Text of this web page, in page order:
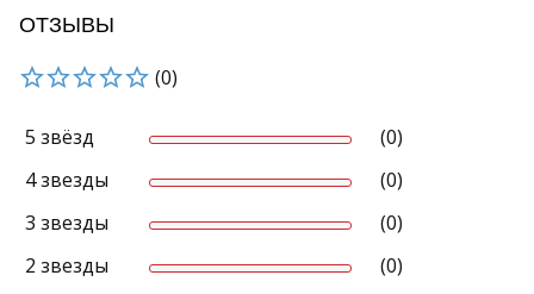
ОТЗЫВЫ
(0)
5 звёзд
(0)
4 звезды
(0)
3 звезды
(0)
2 звезды
(0)